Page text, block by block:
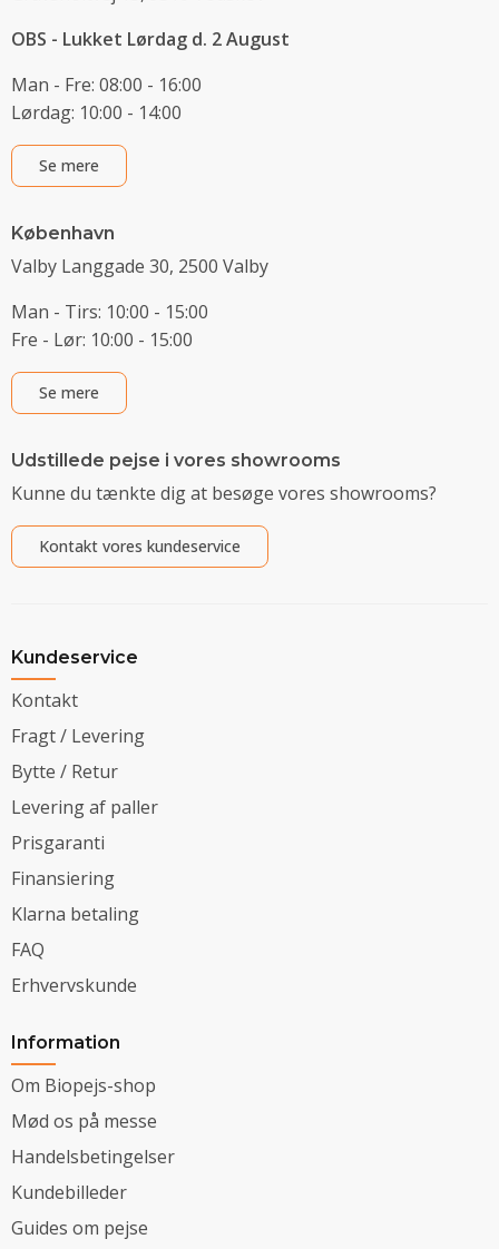
OBS - Lukket Lørdag d. 2 August
Man - Fre: 08:00 - 16:00
Lørdag: 10:00 - 14:00
Se mere
København
Valby Langgade 30, 2500 Valby
Man - Tirs: 10:00 - 15:00
Fre - Lør: 10:00 - 15:00
Se mere
Udstillede pejse i vores showrooms
Kunne du tænkte dig at besøge vores showrooms?
Kontakt vores kundeservice
Kundeservice
Kontakt
Fragt / Levering
Bytte / Retur
Levering af paller
Prisgaranti
Finansiering
Klarna betaling
FAQ
Erhvervskunde
Information
Om Biopejs-shop
Mød os på messe
Handelsbetingelser
Kundebilleder
Guides om pejse